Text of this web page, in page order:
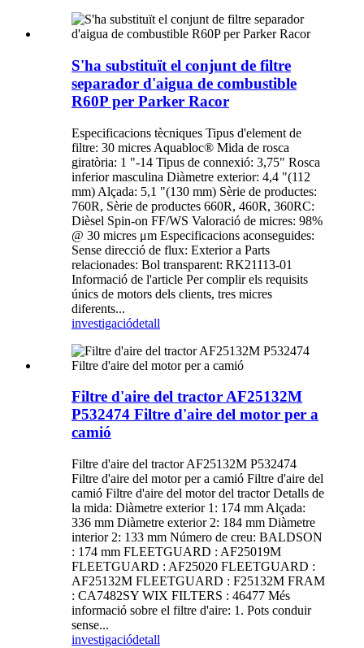
S'ha substituït el conjunt de filtre
separador d'aigua de combustible
R60P per Parker Racor
Especificacions tècniques Tipus d'element de
filtre: 30 micres Aquabloc® Mida de rosca
giratòria: 1 "-14 Tipus de connexió: 3,75" Rosca
inferior masculina Diàmetre exterior: 4,4 "(112
mm) Alçada: 5,1 "(130 mm) Sèrie de productes:
760R, Sèrie de productes 660R, 460R, 360RC:
Dièsel Spin-on FF/WS Valoració de micres: 98%
@ 30 micres μm Especificacions aconseguides:
Sense direcció de flux: Exterior a Parts
relacionades: Bol transparent: RK21113-01
Informació de l'article Per complir els requisits
únics de motors dels clients, tres micres
diferents...
investigaciódetall
Filtre d'aire del tractor AF25132M
P532474 Filtre d'aire del motor per a
camió
Filtre d'aire del tractor AF25132M P532474
Filtre d'aire del motor per a camió Filtre d'aire del
camió Filtre d'aire del motor del tractor Detalls de
la mida: Diàmetre exterior 1: 174 mm Alçada:
336 mm Diàmetre exterior 2: 184 mm Diàmetre
interior 2: 133 mm Número de creu: BALDSON
: 174 mm FLEETGUARD : AF25019M
FLEETGUARD : AF25020 FLEETGUARD :
AF25132M FLEETGUARD : F25132M FRAM
: CA7482SY WIX FILTERS : 46477 Més
informació sobre el filtre d'aire: 1. Pots conduir
sense...
investigaciódetall